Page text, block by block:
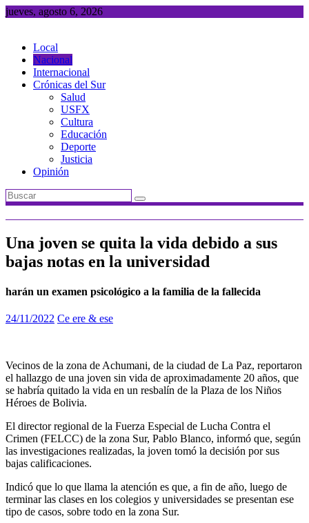
Saltar
jueves, agosto 6, 2026
Local
Nacional
Internacional
Crónicas del Sur
Salud
USFX
Cultura
Educación
Deporte
Justicia
Opinión
Una joven se quita la vida debido a sus
bajas notas en la universidad
harán un examen psicológico a la familia de la fallecida
24/11/2022 Ce ere & ese
Vecinos de la zona de Achumani, de la ciudad de La Paz, reportaron
el hallazgo de una joven sin vida de aproximadamente 20 años, que
se habría quitado la vida en un resbalín de la Plaza de los Niños
Héroes de Bolivia.
El director regional de la Fuerza Especial de Lucha Contra el
Crimen (FELCC) de la zona Sur, Pablo Blanco, informó que, según
las investigaciones realizadas, la joven tomó la decisión por sus
bajas calificaciones.
Indicó que lo que llama la atención es que, a fin de año, luego de
terminar las clases en los colegios y universidades se presentan ese
tipo de casos, sobre todo en la zona Sur.